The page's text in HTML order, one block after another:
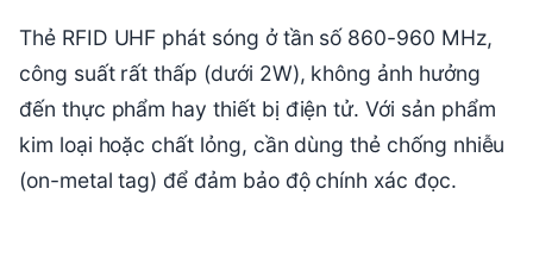
Thẻ RFID UHF phát sóng ở tần số 860-960 MHz,
công suất rất thấp (dưới 2W), không ảnh hưởng
đến thực phẩm hay thiết bị điện tử. Với sản phẩm
kim loại hoặc chất lỏng, cần dùng thẻ chống nhiễu
(on-metal tag) để đảm bảo độ chính xác đọc.